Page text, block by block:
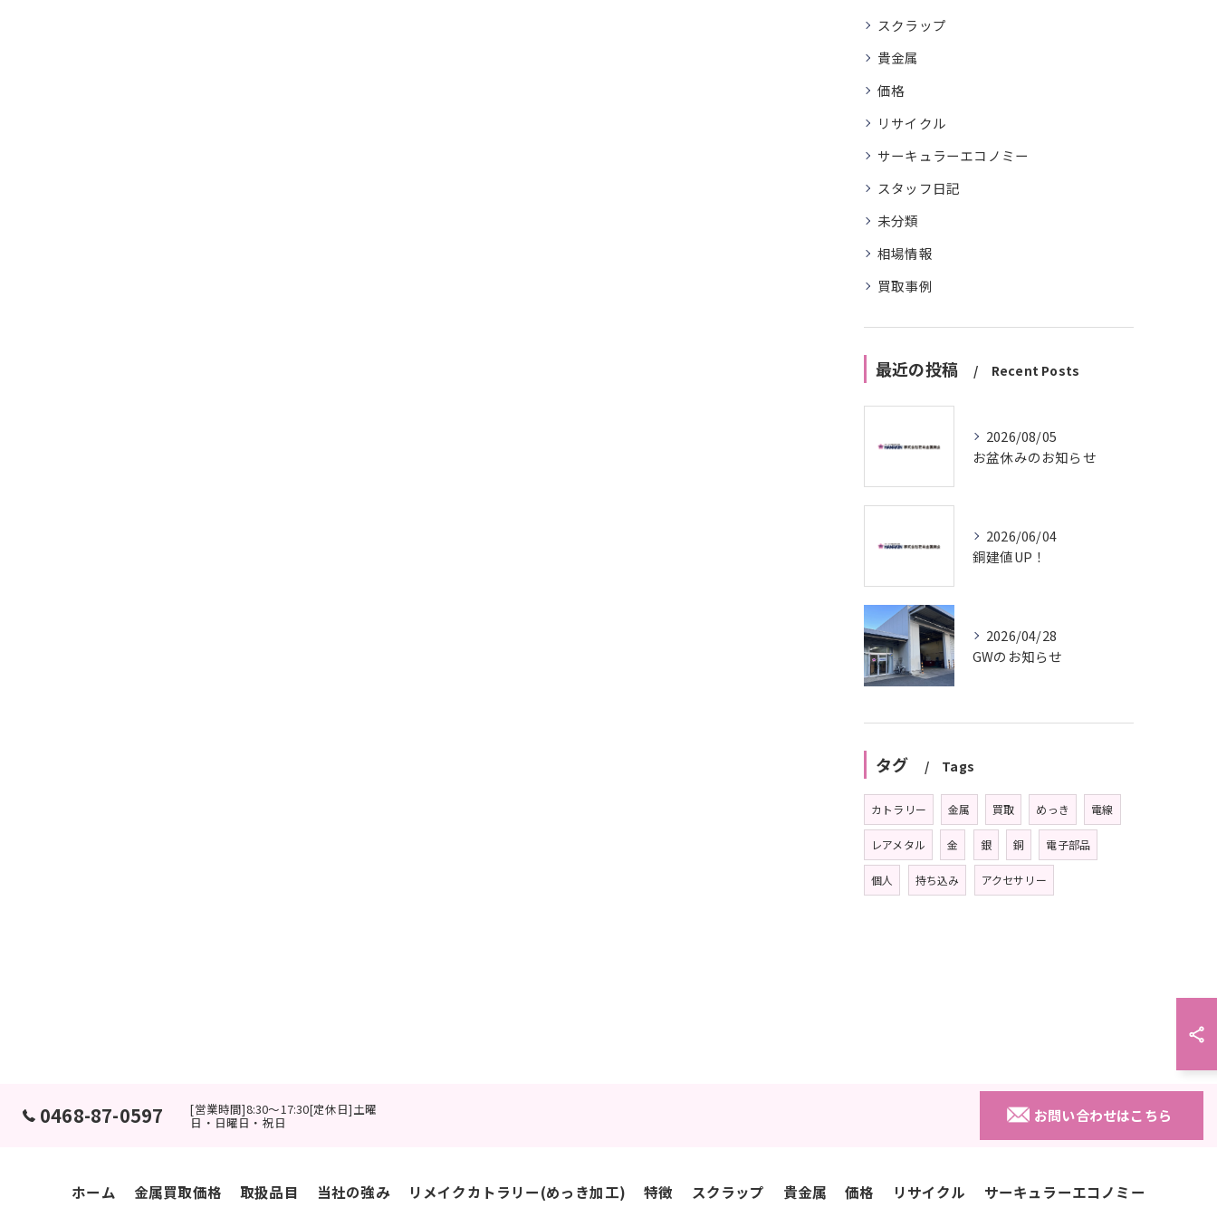
スクラップ
貴金属
価格
リサイクル
サーキュラーエコノミー
スタッフ日記
未分類
相場情報
買取事例
最近の投稿 Recent Posts
2026/08/05
お盆休みのお知らせ
2026/06/04
銅建値UP！
2026/04/28
GWのお知らせ
タグ Tags
カトラリー 金属 買取 めっき 電線
レアメタル 金 銀 銅 電子部品
個人 持ち込み アクセサリー
0468-87-0597 [営業時間]8:30～17:30[定休日]土曜
日・日曜日・祝日 お問い合わせはこちら
ホーム 金属買取価格 取扱品目 当社の強み リメイクカトラリー(めっき加工) 特徴 スクラップ 貴金属 価格 リサイクル サーキュラーエコノミー